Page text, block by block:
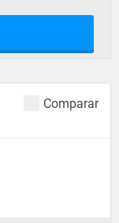
Comparar